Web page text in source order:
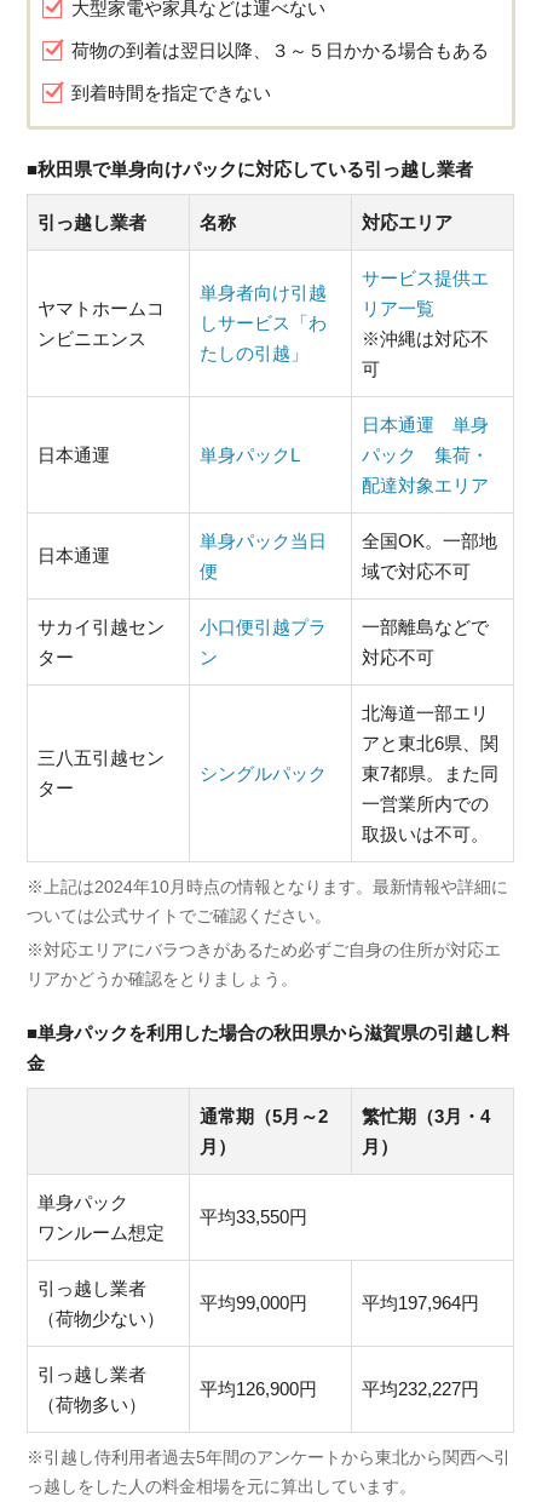
大型家電や家具などは運べない
荷物の到着は翌日以降、３～５日かかる場合もある
到着時間を指定できない
■秋田県で単身向けパックに対応している引っ越し業者
引っ越し業者 名称 対応エリア
ヤマトホームコ
ンビニエンス
単身者向け引越
しサービス「わ
たしの引越」
サービス提供エ
リア一覧
※沖縄は対応不
可
日本通運 単身パックL
日本通運 単身
パック 集荷・
配達対象エリア
日本通運
単身パック当日
便
全国OK。一部地
域で対応不可
サカイ引越セン
ター
小口便引越プラ
ン
一部離島などで
対応不可
三八五引越セン
ター
シングルパック
北海道一部エリ
アと東北6県、関
東7都県。また同
一営業所内での
取扱いは不可。
※上記は2024年10月時点の情報となります。最新情報や詳細に
ついては公式サイトでご確認ください。
※対応エリアにバラつきがあるため必ずご自身の住所が対応エ
リアかどうか確認をとりましょう。
■単身パックを利用した場合の秋田県から滋賀県の引越し料
金
通常期（5月～2
月）
繁忙期（3月・4
月）
単身パック
ワンルーム想定
平均33,550円
引っ越し業者
（荷物少ない）
平均99,000円 平均197,964円
引っ越し業者
（荷物多い）
平均126,900円 平均232,227円
※引越し侍利用者過去5年間のアンケートから東北から関西へ引
っ越しをした人の料金相場を元に算出しています。